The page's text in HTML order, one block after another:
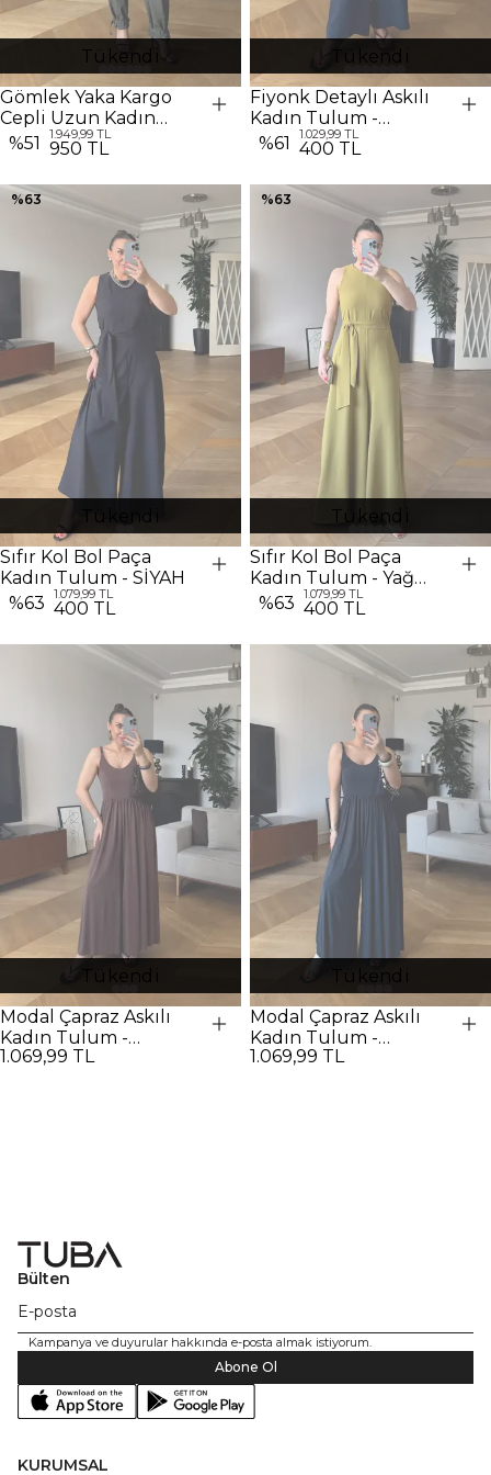
Tükendi
Gömlek Yaka Kargo
Cepli Uzun Kadın
Tulum - HAKİ
%51 1.949,99 TL
950 TL
Tükendi
Fiyonk Detaylı Askılı
Kadın Tulum -
Lacivert
%61 1.029,99 TL
400 TL
Tükendi
%63
Sıfır Kol Bol Paça
Kadın Tulum - SİYAH
%63 1.079,99 TL
400 TL
Tükendi
%63
Sıfır Kol Bol Paça
Kadın Tulum - Yağ
Yeşil
%63 1.079,99 TL
400 TL
Tükendi
Modal Çapraz Askılı
Kadın Tulum -
Kahverengi
1.069,99 TL
Tükendi
Modal Çapraz Askılı
Kadın Tulum -
Antrasit
1.069,99 TL
Bülten
Kampanya ve duyurular hakkında e-posta almak istiyorum.
Abone Ol
KURUMSAL